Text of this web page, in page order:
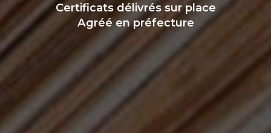
Certificats délivrés sur place
Agréé en préfecture